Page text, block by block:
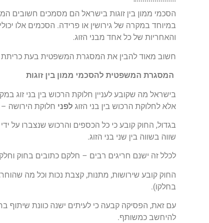
הסכמי ממון בין זוגות בישראל הם מסמכים חשובים
במיוחד במקרה של גירושין או פרידה. הסכמים אלו
והאחריות של כל אחד מבני הזוג.
חשוב מאוד להבין את המסגרת המשפטית בעת כריתת
המסגרת המשפטית להסכמי ממון בין זוגות
בישראל מה שקובע לעניין חלוקת הרכוש בין בני זוג
אלא לחלוקת הרכוש בין בני הזוג לפני חלוקת הירושה –
בגדול, החוק קובע כי כל הכספים והרכוש שנצברו על
שווה בשווה בין שני בני הזוג.
לכלל זה ישנם חריגים רבים – חלקם כתובים בחוק
החוק קובע שירושות, מתנות, קצבת נכות וכל מה
בחלקו).
עם זאת, הפסיקה קבעה כי לעיתים ישנה כוונת שיתוף
להיחשב כמשותף.